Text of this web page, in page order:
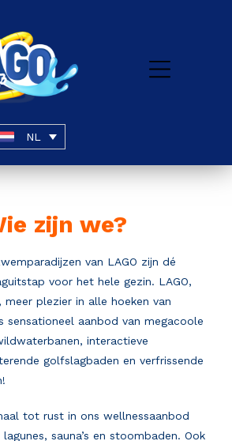
NL
zijn we?
van LAGO zijn dé
voor het hele gezin. LAGO,
plezier in alle hoeken van
sensationeel aanbod van megacoole
interactieve
golfslagbaden en verfrissende
tot rust in ons wellnessaanbod
sauna’s en stoombaden. Ook